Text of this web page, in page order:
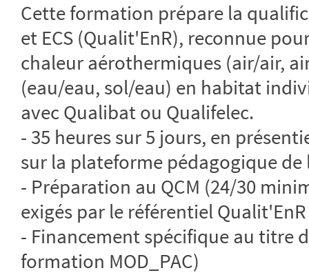
Cette formation prépare la
et ECS (Qualit'EnR), reconnue
chaleur aérothermiques (air/air,
(eau/eau, sol/eau) en habitat
avec Qualibat ou Qualifelec.
- 35 heures sur 5 jours, en
sur la plateforme pédagogique de
- Préparation au QCM (24/30
exigés par le référentiel Qualit'EnR
- Financement spécifique au titre
formation MOD_PAC)